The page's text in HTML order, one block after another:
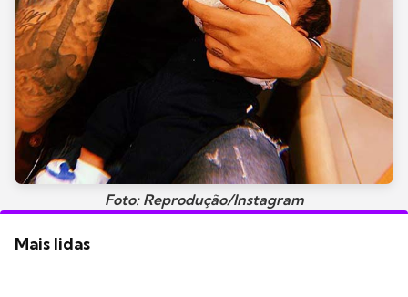
Foto: Reprodução/Instagram
Mais lidas